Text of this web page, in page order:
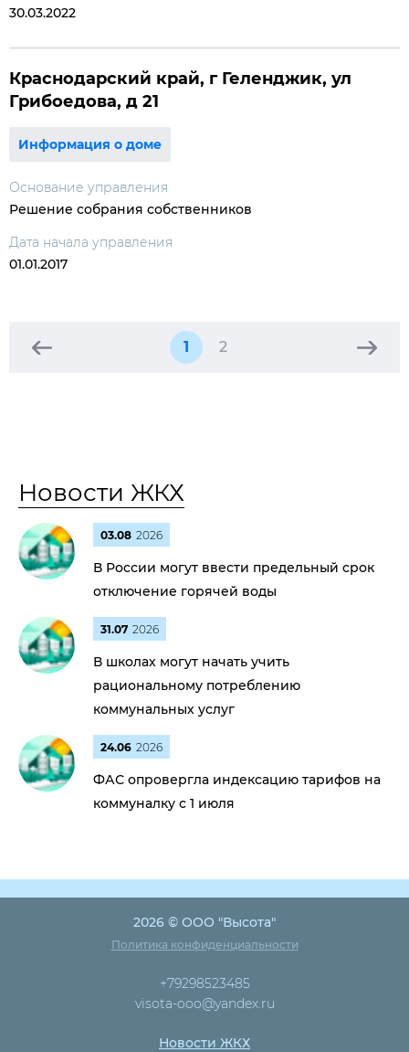
30.03.2022
Краснодарский край, г Геленджик, ул
Грибоедова, д 21
Информация о доме
Основание управления
Решение собрания собственников
Дата начала управления
01.01.2017
1 2
Новости ЖКХ
03.08 2026
В России могут ввести предельный срок
отключение горячей воды
31.07 2026
В школах могут начать учить
рациональному потреблению
коммунальных услуг
24.06 2026
ФАС опровергла индексацию тарифов на
коммуналку с 1 июля
2026 © ООО "Высота"
Политика конфиденциальности
+79298523485
visota-ooo@yandex.ru
Новости ЖКХ